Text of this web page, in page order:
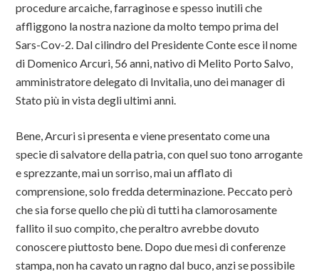
procedure arcaiche, farraginose e spesso inutili che
affliggono la nostra nazione da molto tempo prima del
Sars-Cov-2. Dal cilindro del Presidente Conte esce il nome
di Domenico Arcuri, 56 anni, nativo di Melito Porto Salvo,
amministratore delegato di Invitalia, uno dei manager di
Stato più in vista degli ultimi anni.
Bene, Arcuri si presenta e viene presentato come una
specie di salvatore della patria, con quel suo tono arrogante
e sprezzante, mai un sorriso, mai un afflato di
comprensione, solo fredda determinazione. Peccato però
che sia forse quello che più di tutti ha clamorosamente
fallito il suo compito, che peraltro avrebbe dovuto
conoscere piuttosto bene. Dopo due mesi di conferenze
stampa, non ha cavato un ragno dal buco, anzi se possibile